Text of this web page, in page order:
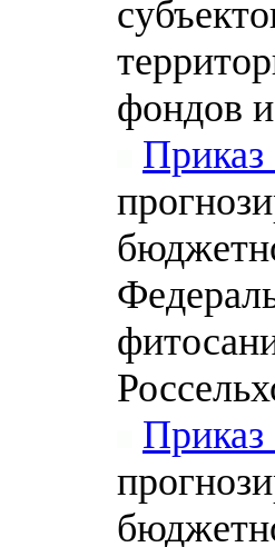
фондов
Приказ
Приказ